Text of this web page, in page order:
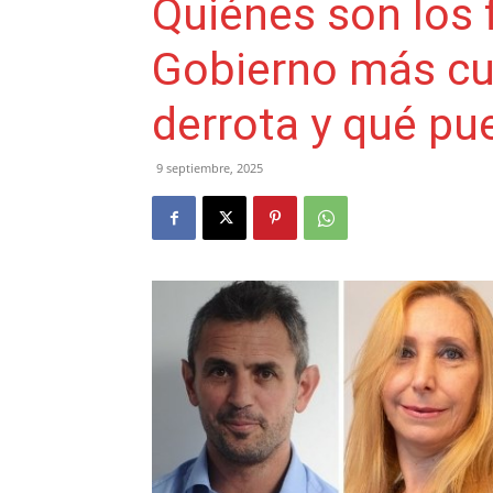
Quiénes son los
Gobierno más
derrota y qué
9 septiembre, 2025